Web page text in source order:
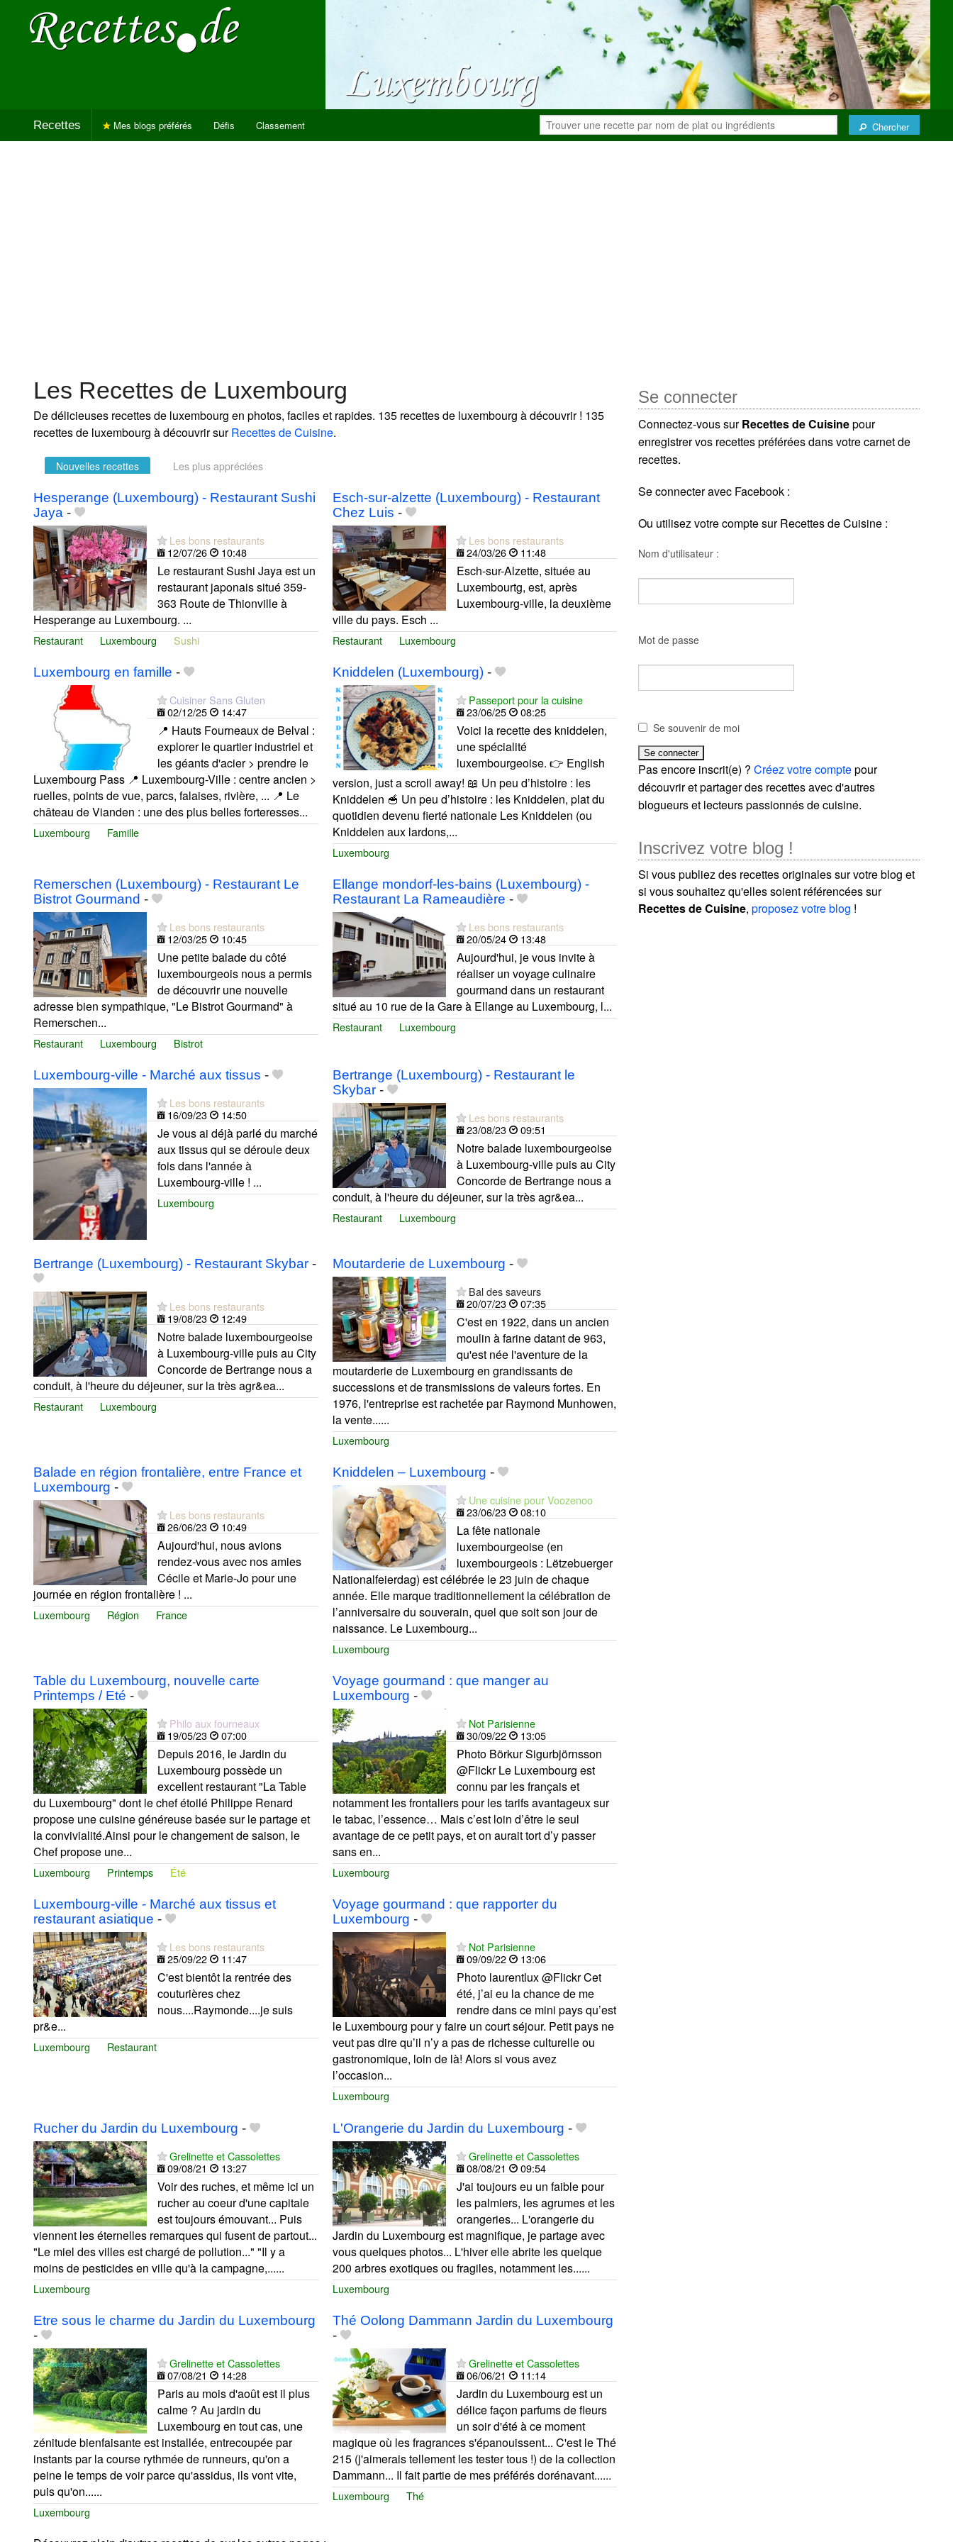
Recettes Chercher
Mes blogs préférés Défis Classement
Les Recettes de Luxembourg
De délicieuses recettes de luxembourg en photos, faciles et rapides. 135 recettes de luxembourg à découvrir ! 135
recettes de luxembourg à découvrir surRecettes de Cuisine.
Nouvelles recettes Les plus appréciées
Hesperange (Luxembourg) - Restaurant Sushi
Jaya -
Les bons restaurants
12/07/26
10:48
Le restaurant Sushi Jaya est un
restaurant japonais situé 359-
363 Route de Thionville à
Hesperange au Luxembourg. ...
Restaurant Luxembourg Sushi
Esch-sur-alzette (Luxembourg) - Restaurant
Chez Luis -
Les bons restaurants
24/03/26
11:48
Esch-sur-Alzette, située au
Luxembourtg, est, après
Luxembourg-ville, la deuxième
ville du pays. Esch ...
Restaurant Luxembourg
Luxembourg en famille -
Cuisiner Sans Gluten
02/12/25
14:47
📍 Hauts Fourneaux de Belval :
explorer le quartier industriel et
les géants d'acier > prendre le
Luxembourg Pass 📍 Luxembourg-Ville : centre ancien >
ruelles, points de vue, parcs, falaises, rivière, ... 📍 Le
château de Vianden : une des plus belles forteresses...
Luxembourg Famille
Kniddelen (Luxembourg)-
Passeport pour la cuisine
23/06/25
08:25
Voici la recette des kniddelen,
une spécialité
luxembourgeoise. 👉 English
version, just a scroll away! 📖 Un peu d’histoire : les
Kniddelen 🥣 Un peu d’histoire : les Kniddelen, plat du
quotidien devenu fierté nationale Les Kniddelen (ou
Kniddelen aux lardons,...
Luxembourg
Remerschen (Luxembourg) - Restaurant Le
Bistrot Gourmand -
Les bons restaurants
12/03/25
10:45
Une petite balade du côté
luxembourgeois nous a permis
de découvrir une nouvelle
adresse bien sympathique, "Le Bistrot Gourmand" à
Remerschen...
Restaurant Luxembourg Bistrot
Ellange mondorf-les-bains (Luxembourg) -
Restaurant La Rameaudière -
Les bons restaurants
20/05/24
13:48
Aujourd'hui, je vous invite à
réaliser un voyage culinaire
gourmand dans un restaurant
situé au 10 rue de la Gare à Ellange au Luxembourg, l...
Restaurant Luxembourg
Luxembourg-ville - Marché aux tissus -
Les bons restaurants
16/09/23
14:50
Je vous ai déjà parlé du marché
aux tissus qui se déroule deux
fois dans l'année à
Luxembourg-ville ! ...
Luxembourg
Bertrange (Luxembourg) - Restaurant le
Skybar-
Les bons restaurants
23/08/23
09:51
Notre balade luxembourgeoise
à Luxembourg-ville puis au City
Concorde de Bertrange nous a
conduit, à l'heure du déjeuner, sur la très agr&ea...
Restaurant Luxembourg
Bertrange (Luxembourg) - Restaurant Skybar -
Les bons restaurants
19/08/23
12:49
Notre balade luxembourgeoise
à Luxembourg-ville puis au City
Concorde de Bertrange nous a
conduit, à l'heure du déjeuner, sur la très agr&ea...
Restaurant Luxembourg
Moutarderie de Luxembourg -
Bal des saveurs
20/07/23
07:35
C'est en 1922, dans un ancien
moulin à farine datant de 963,
qu'est née l'aventure de la
moutarderie de Luxembourg en grandissants de
successions et de transmissions de valeurs fortes. En
1976, l'entreprise est rachetée par Raymond Munhowen,
la vente......
Luxembourg
Balade en région frontalière, entre France et
Luxembourg -
Les bons restaurants
26/06/23
10:49
Aujourd'hui, nous avions
rendez-vous avec nos amies
Cécile et Marie-Jo pour une
journée en région frontalière ! ...
Luxembourg Région France
Kniddelen – Luxembourg -
Une cuisine pour Voozenoo
23/06/23
08:10
La fête nationale
luxembourgeoise (en
luxembourgeois : Lëtzebuerger
Nationalfeierdag) est célébrée le 23 juin de chaque
année. Elle marque traditionnellement la célébration de
l’anniversaire du souverain, quel que soit son jour de
naissance. Le Luxembourg...
Luxembourg
Table du Luxembourg, nouvelle carte
Printemps / Eté -
Philo aux fourneaux
19/05/23
07:00
Depuis 2016, le Jardin du
Luxembourg possède un
excellent restaurant "La Table
du Luxembourg" dont le chef étoilé Philippe Renard
propose une cuisine généreuse basée sur le partage et
la convivialité.Ainsi pour le changement de saison, le
Chef propose une...
Luxembourg Printemps Été
Voyage gourmand : que manger au
Luxembourg -
Not Parisienne
30/09/22
13:05
Photo Börkur Sigurbjörnsson
@Flickr Le Luxembourg est
connu par les français et
notamment les frontaliers pour les tarifs avantageux sur
le tabac, l’essence… Mais c’est loin d’être le seul
avantage de ce petit pays, et on aurait tort d’y passer
sans en...
Luxembourg
Luxembourg-ville - Marché aux tissus et
restaurant asiatique -
Les bons restaurants
25/09/22
11:47
C'est bientôt la rentrée des
couturières chez
nous....Raymonde....je suis
pr&e...
Luxembourg Restaurant
Voyage gourmand : que rapporter du
Luxembourg -
Not Parisienne
09/09/22
13:06
Photo laurentlux @Flickr Cet
été, j’ai eu la chance de me
rendre dans ce mini pays qu’est
le Luxembourg pour y faire un court séjour. Petit pays ne
veut pas dire qu’il n’y a pas de richesse culturelle ou
gastronomique, loin de là! Alors si vous avez
l’occasion...
Luxembourg
Rucher du Jardin du Luxembourg -
Grelinette et Cassolettes
09/08/21
13:27
Voir des ruches, et même ici un
rucher au coeur d'une capitale
est toujours émouvant... Puis
viennent les éternelles remarques qui fusent de partout...
"Le miel des villes est chargé de pollution..." "Il y a
moins de pesticides en ville qu'à la campagne,......
Luxembourg
L'Orangerie du Jardin du Luxembourg -
Grelinette et Cassolettes
08/08/21
09:54
J'ai toujours eu un faible pour
les palmiers, les agrumes et les
orangeries... L'orangerie du
Jardin du Luxembourg est magnifique, je partage avec
vous quelques photos... L'hiver elle abrite les quelque
200 arbres exotiques ou fragiles, notamment les......
Luxembourg
Etre sous le charme du Jardin du Luxembourg
-
Grelinette et Cassolettes
07/08/21
14:28
Paris au mois d'août est il plus
calme ? Au jardin du
Luxembourg en tout cas, une
zénitude bienfaisante est installée, entrecoupée par
instants par la course rythmée de runneurs, qu'on a
peine le temps de voir parce qu'assidus, ils vont vite,
puis qu'on......
Luxembourg
Thé Oolong Dammann Jardin du Luxembourg
-
Grelinette et Cassolettes
06/06/21
11:14
Jardin du Luxembourg est un
délice façon parfums de fleurs
un soir d'été à ce moment
magique où les fragrances s'épanouissent... C'est le Thé
215 (j'aimerais tellement les tester tous !) de la collection
Dammann... Il fait partie de mes préférés dorénavant......
Luxembourg Thé
Se connecter
Connectez-vous surRecettes de Cuisinepour
enregistrer vos recettes préférées dans votre carnet de
recettes.
Se connecter avec Facebook :
Ou utilisez votre compte sur Recettes de Cuisine :
Nom d'utilisateur :
Mot de passe
Se souvenir de moi
Pas encore inscrit(e) ?Créez votre comptepour
découvrir et partager des recettes avec d'autres
blogueurs et lecteurs passionnés de cuisine.
Inscrivez votre blog !
Si vous publiez des recettes originales sur votre blog et
si vous souhaitez qu'elles soient référencées sur
Recettes de Cuisine,proposez votre blog !